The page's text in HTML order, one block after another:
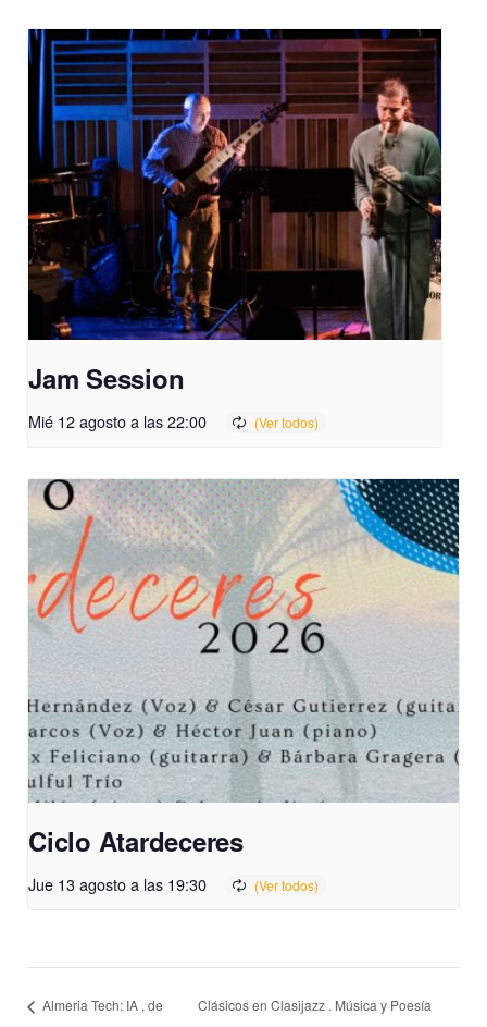
Jam Session
Mié 12 agosto a las 22:00
Ciclo Atardeceres
Jue 13 agosto a las 19:30
Almeria Tech: IA , de
Clásicos en Clasijazz . Música y Poesía